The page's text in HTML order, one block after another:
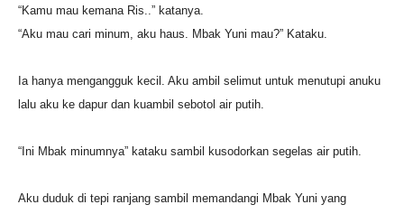
“Kamu mau kemana Ris..” katanya.
“Aku mau cari minum, aku haus. Mbak Yuni mau?” Kataku.
Ia hanya mengangguk kecil. Aku ambil selimut untuk menutupi anuku
lalu aku ke dapur dan kuambil sebotol air putih.
“Ini Mbak minumnya” kataku sambil kusodorkan segelas air putih.
Aku duduk di tepi ranjang sambil memandangi Mbak Yuni yang